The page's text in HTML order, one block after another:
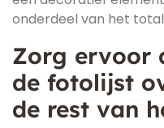
onderdeel van het
Zorg ervoor
de fotolijst
de rest van